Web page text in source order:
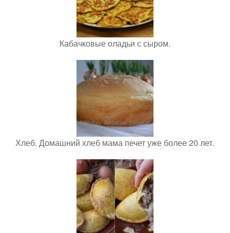
Кабачковые оладьи с сыром.
Хлеб. Домашний хлеб мама печет уже более 20 лет.